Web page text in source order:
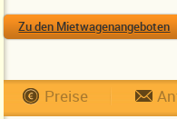
Zu den Mietwagenangeboten
Preise